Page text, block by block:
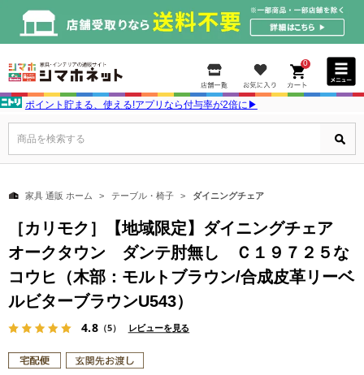
0
ポイント貯まる、使える!アプリなら付与率が2倍に▶
商品を検索する
家具 通販 ホーム テーブル・椅子 ダイニングチェア
［カリモク］【地域限定】ダイニングチェア
オークタウン ダンテ肘無し Ｃ１９７２５な
コウヒ（木部：モルトブラウン/合成皮革リーベ
ルビターブラウンU543）
4.8（5） レビューを見る